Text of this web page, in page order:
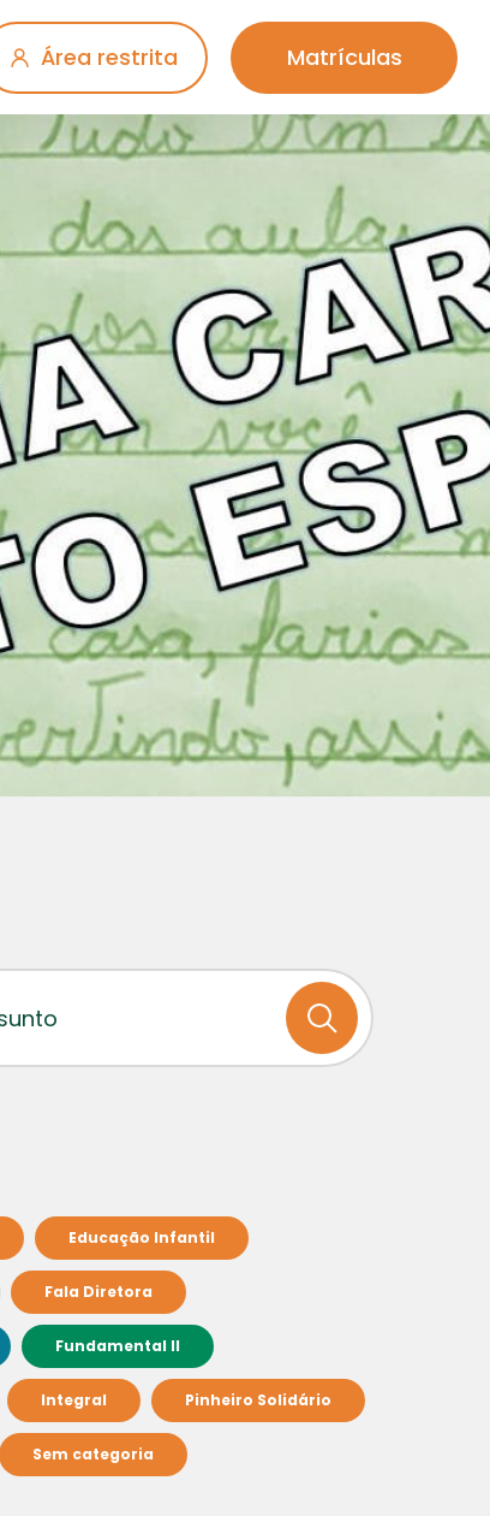
Área restrita Matrículas
Educação Infantil
Fala Diretora
Fundamental II
Integral Pinheiro Solidário
Sem categoria